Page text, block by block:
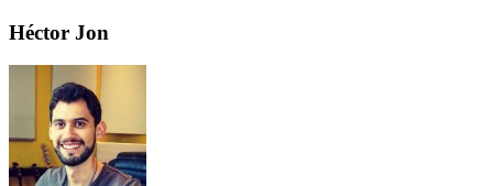
Primary
Sidebar
Héctor Jon